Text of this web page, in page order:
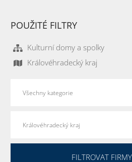
POUŽITÉ FILTRY
Kulturní domy a spolky
Královéhradecký kraj
FILTROVAT FIRMY